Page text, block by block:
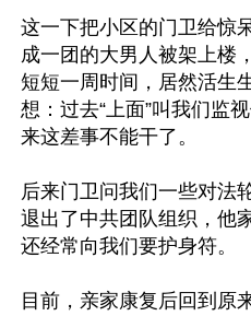
这一下把小区的门卫给惊
成一团的大男人被架上楼
短短一周时间，居然活生
想：过去“上面”叫我们监
来这差事不能干了。
后来门卫问我们一些对法
退出了中共团队组织，他
还经常向我们要护身符。
目前，亲家康复后回到原